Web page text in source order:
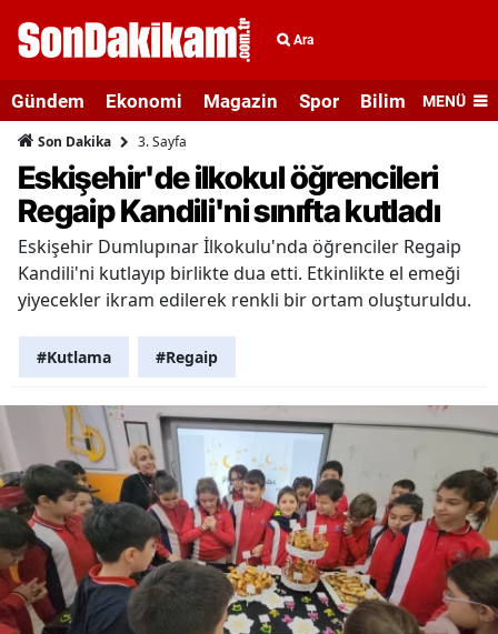
Ara
Gündem Ekonomi Magazin Spor Bilim veMENÜ
Son Dakika 3. Sayfa
Eskişehir'de ilkokul öğrencileri
Regaip Kandili'ni sınıfta kutladı
Eskişehir Dumlupınar İlkokulu'nda öğrenciler Regaip
Kandili'ni kutlayıp birlikte dua etti. Etkinlikte el emeği
yiyecekler ikram edilerek renkli bir ortam oluşturuldu.
#Kutlama #Regaip